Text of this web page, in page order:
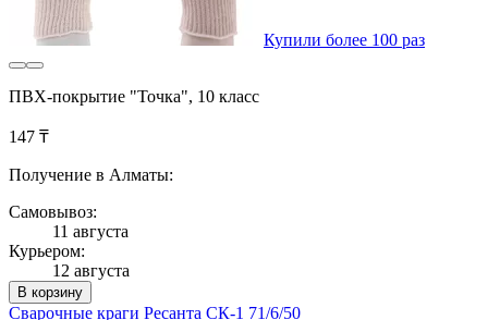
Купили более 100 раз
ПВХ-покрытие "Точка", 10 класс
147 ₸
Получение в Алматы:
Самовывоз:
11 августа
Курьером:
12 августа
В корзину
Сварочные краги Ресанта СК-1 71/6/50